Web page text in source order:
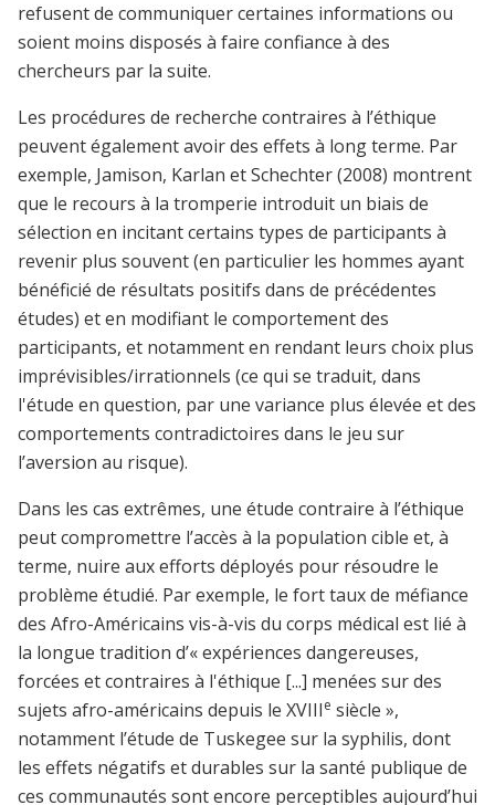
refusent de communiquer certaines informations ou
soient moins disposés à faire confiance à des
chercheurs par la suite.
Les procédures de recherche contraires à l’éthique
peuvent également avoir des effets à long terme. Par
exemple, Jamison, Karlan et Schechter (2008) montrent
que le recours à la tromperie introduit un biais de
sélection en incitant certains types de participants à
revenir plus souvent (en particulier les hommes ayant
bénéficié de résultats positifs dans de précédentes
études) et en modifiant le comportement des
participants, et notamment en rendant leurs choix plus
imprévisibles/irrationnels (ce qui se traduit, dans
l'étude en question, par une variance plus élevée et des
comportements contradictoires dans le jeu sur
l’aversion au risque).
Dans les cas extrêmes, une étude contraire à l’éthique
peut compromettre l’accès à la population cible et, à
terme, nuire aux efforts déployés pour résoudre le
problème étudié. Par exemple, le fort taux de méfiance
des Afro-Américains vis-à-vis du corps médical est lié à
la longue tradition d’« expériences dangereuses,
forcées et contraires à l'éthique [...] menées sur des
sujets afro-américains depuis le XVIIIe siècle »,
notamment l’étude de Tuskegee sur la syphilis, dont
les effets négatifs et durables sur la santé publique de
ces communautés sont encore perceptibles aujourd’hui